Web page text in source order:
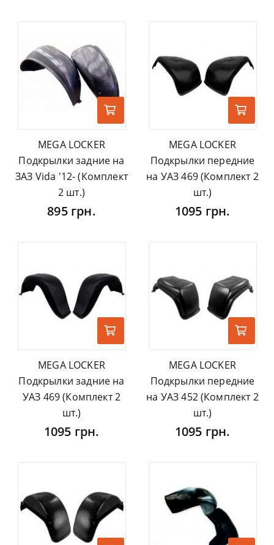
MEGA LOCKER
Подкрылки задние на
ЗАЗ Vida '12- (Комплект
2 шт.)
895 грн.
MEGA LOCKER
Подкрылки передние
на УАЗ 469 (Комплект 2
шт.)
1095 грн.
MEGA LOCKER
Подкрылки задние на
УАЗ 469 (Комплект 2
шт.)
1095 грн.
MEGA LOCKER
Подкрылки передние
на УАЗ 452 (Комплект 2
шт.)
1095 грн.